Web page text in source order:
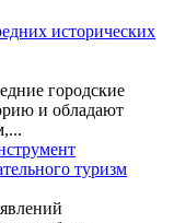
исторических
городские
и обладают
туризм